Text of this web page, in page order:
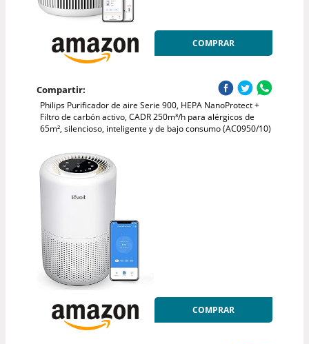
COMPRAR
Compartir:
Philips Purificador de aire Serie 900, HEPA NanoProtect +
Filtro de carbón activo, CADR 250m³/h para alérgicos de
65m², silencioso, inteligente y de bajo consumo (AC0950/10)
COMPRAR